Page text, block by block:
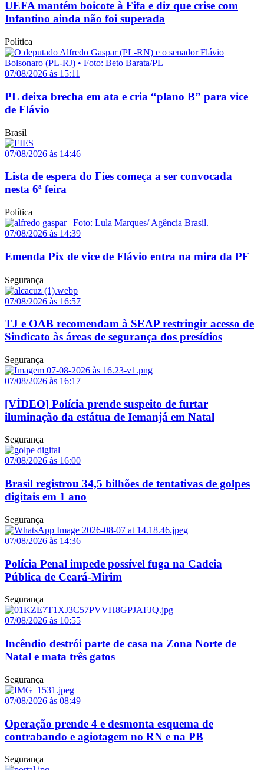
UEFA mantém boicote à Fifa e diz que crise com
Infantino ainda não foi superada
Política
07/08/2026 às 15:11
PL deixa brecha em ata e cria “plano B” para vice
de Flávio
Brasil
07/08/2026 às 14:46
Lista de espera do Fies começa a ser convocada
nesta 6ª feira
Política
07/08/2026 às 14:39
Emenda Pix de vice de Flávio entra na mira da PF
Segurança
07/08/2026 às 16:57
TJ e OAB recomendam à SEAP restringir acesso de
Sindicato às áreas de segurança dos presídios
Segurança
07/08/2026 às 16:17
[VÍDEO] Polícia prende suspeito de furtar
iluminação da estátua de Iemanjá em Natal
Segurança
07/08/2026 às 16:00
Brasil registrou 34,5 bilhões de tentativas de golpes
digitais em 1 ano
Segurança
07/08/2026 às 14:36
Polícia Penal impede possível fuga na Cadeia
Pública de Ceará-Mirim
Segurança
07/08/2026 às 10:55
Incêndio destrói parte de casa na Zona Norte de
Natal e mata três gatos
Segurança
07/08/2026 às 08:49
Operação prende 4 e desmonta esquema de
contrabando e agiotagem no RN e na PB
Segurança